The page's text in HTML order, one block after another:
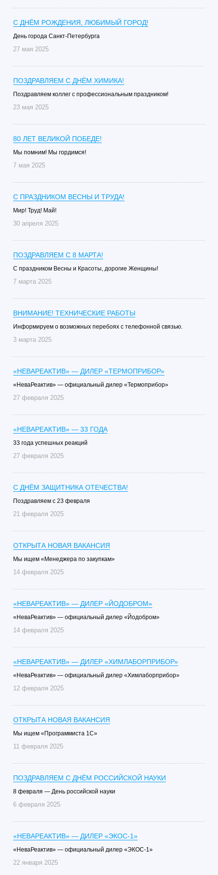
С ДНЁМ РОЖДЕНИЯ, ЛЮБИМЫЙ ГОРОД!
День города Санкт-Петербурга
27 мая 2025
ПОЗДРАВЛЯЕМ С ДНЁМ ХИМИКА!
Поздравляем коллег с профессиональным праздником!
23 мая 2025
80 ЛЕТ ВЕЛИКОЙ ПОБЕДЕ!
Мы помним! Мы гордимся!
7 мая 2025
С ПРАЗДНИКОМ ВЕСНЫ И ТРУДА!
Мир! Труд! Май!
30 апреля 2025
ПОЗДРАВЛЯЕМ С 8 МАРТА!
С праздником Весны и Красоты, дорогие Женщины!
7 марта 2025
ВНИМАНИЕ! ТЕХНИЧЕСКИЕ РАБОТЫ
Информируем о возможных перебоях с телефонной связью.
3 марта 2025
«НЕВАРЕАКТИВ» — ДИЛЕР «ТЕРМОПРИБОР»
«НеваРеактив» — официальный дилер «Термоприбор»
27 февраля 2025
«НЕВАРЕАКТИВ» — 33 ГОДА
33 года успешных реакций
27 февраля 2025
C ДНЁМ ЗАЩИТНИКА ОТЕЧЕСТВА!
Поздравляем с 23 февраля
21 февраля 2025
ОТКРЫТА НОВАЯ ВАКАНСИЯ
Мы ищем «Менеджера по закупкам»
14 февраля 2025
«НЕВАРЕАКТИВ» — ДИЛЕР «ЙОДОБРОМ»
«НеваРеактив» — официальный дилер «Йодобром»
14 февраля 2025
«НЕВАРЕАКТИВ» — ДИЛЕР «ХИМЛАБОРПРИБОР»
«НеваРеактив» — официальный дилер «Химлаборприбор»
12 февраля 2025
ОТКРЫТА НОВАЯ ВАКАНСИЯ
Мы ищем «Программиста 1С»
11 февраля 2025
ПОЗДРАВЛЯЕМ С ДНЁМ РОССИЙСКОЙ НАУКИ
8 февраля — День российской науки
6 февраля 2025
«НЕВАРЕАКТИВ» — ДИЛЕР «ЭКОС-1»
«НеваРеактив» — официальный дилер «ЭКОС-1»
22 января 2025